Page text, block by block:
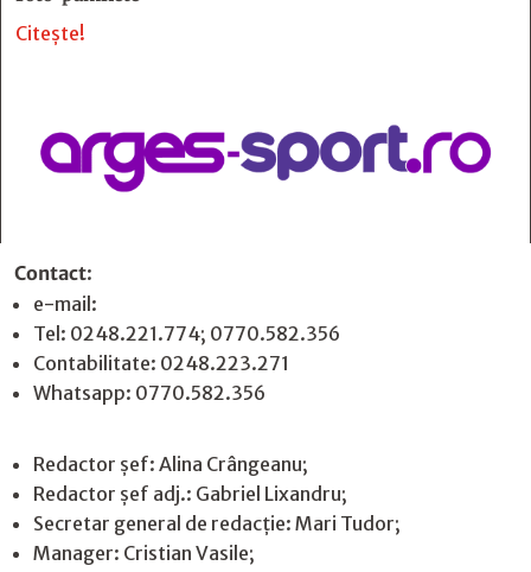
Citește!
Contact:
e-mail:
Tel: 0248.221.774; 0770.582.356
Contabilitate: 0248.223.271
Whatsapp: 0770.582.356
Redactor șef: Alina Crângeanu;
Redactor șef adj.: Gabriel Lixandru;
Secretar general de redacție: Mari Tudor;
Manager: Cristian Vasile;